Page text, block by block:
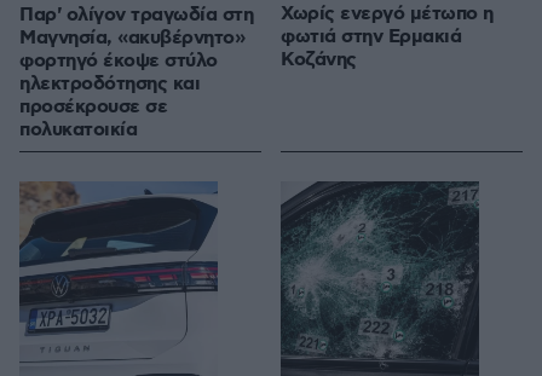
Παρ' ολίγον τραγωδία στη
Μαγνησία, «ακυβέρνητο»
φορτηγό έκοψε στύλο
ηλεκτροδότησης και
προσέκρουσε σε
πολυκατοικία
Χωρίς ενεργό μέτωπο η
φωτιά στην Ερμακιά
Κοζάνης